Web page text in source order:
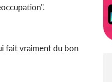
fait vraiment du bon